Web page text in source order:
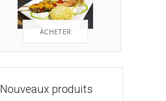
ACHETER
Nouveaux produits